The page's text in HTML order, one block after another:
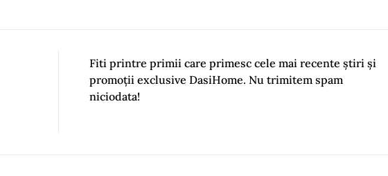
Fiti printre primii care primesc cele mai recente știri și
promoții exclusive DasiHome. Nu trimitem spam
niciodata!